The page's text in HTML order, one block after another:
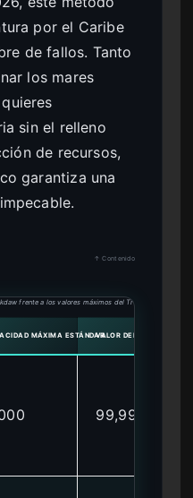
por el Caribe
de fallos. Tanto
los mares
sin el relleno
de recursos,
garantiza una
↑ Contenido
frente a los valores máximos del Trainer
MÁXIMA ESTÁNDARVALOR DEL TRAINER
99,999